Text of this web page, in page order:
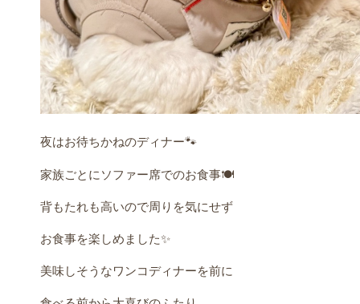
夜はお待ちかねのディナー🐾
家族ごとにソファー席でのお食事🍽️
背もたれも高いので周りを気にせず
お食事を楽しめました✨
美味しそうなワンコディナーを前に